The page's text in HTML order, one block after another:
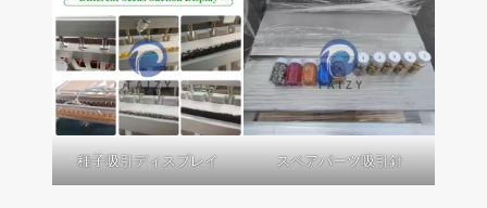
種子吸引ディスプレイ スペアパーツ吸引針